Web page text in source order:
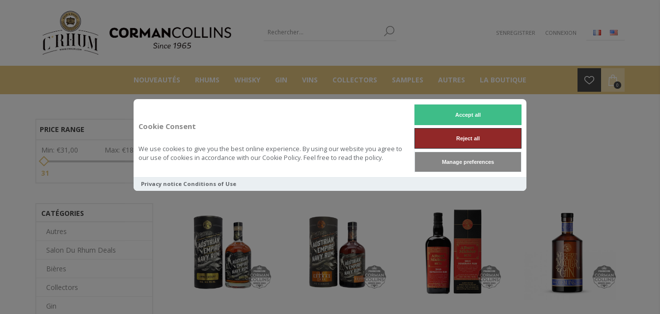
Cookie Consent
We use cookies to give you the best online experience. By using our website you agree to
our use of cookies in accordance with our Cookie Policy. Feel free to read the policy.
Accept all
Reject all
Manage preferences
Privacy notice Conditions of Use
S'ENREGISTRER CONNEXION
NOUVEAUTÉS RHUMS WHISKY GIN VINS COLLECTORS SAMPLES AUTRES LA BOUTIQUE
0
ALBERT MICHLER
PRICE RANGE
Min: €31,00 Max: €188,00
31
CATÉGORIES
Autres
Salon Du Rhum Deals
Bières
Collectors
Gin